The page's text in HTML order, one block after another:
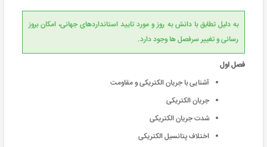
به دلیل تطابق با دانش به روز و مورد تایید استانداردهای جهانی، امکان بروز
رسانی و تغییر سرفصل ها وجود دارد.
فصل اول
آشنایی با جریان الکتریکی و مقاومت
جریان الکتریکی
شدت جریان الکتریکی
اختلاف پتانسیل الکتریکی